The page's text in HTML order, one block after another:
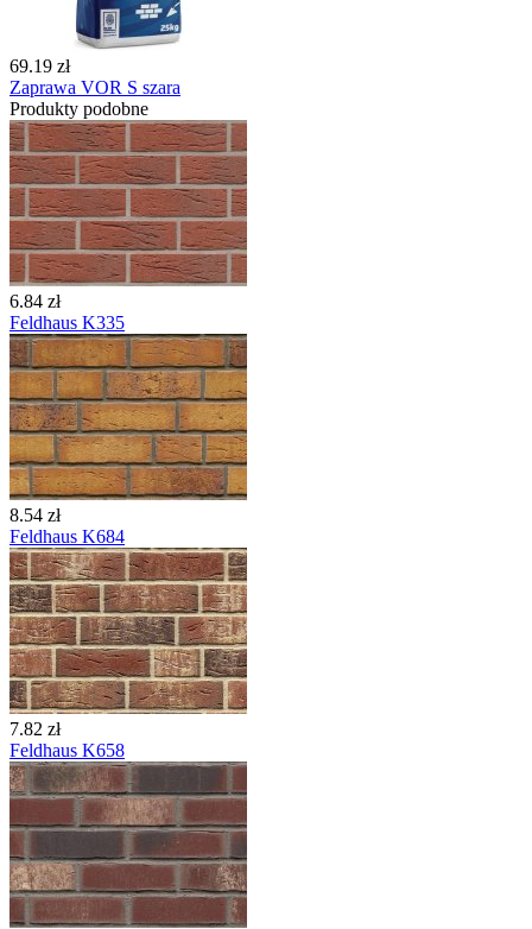
69.19 zł
Zaprawa VOR S szara
Produkty podobne
6.84 zł
Feldhaus K335
8.54 zł
Feldhaus K684
7.82 zł
Feldhaus K658